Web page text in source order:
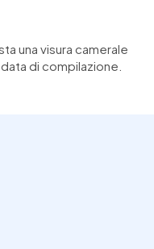
una visura camerale
di compilazione.